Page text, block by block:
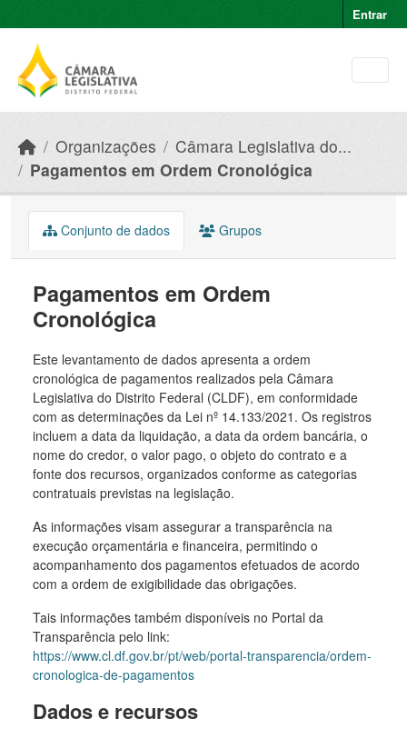
Entrar
Organizações
Câmara Legislativa do...
Pagamentos em Ordem Cronológica
Conjunto de dados Grupos
Pagamentos em Ordem
Cronológica
Este levantamento de dados apresenta a ordem
cronológica de pagamentos realizados pela Câmara
Legislativa do Distrito Federal (CLDF), em conformidade
com as determinações da Lei nº 14.133/2021. Os registros
incluem a data da liquidação, a data da ordem bancária, o
nome do credor, o valor pago, o objeto do contrato e a
fonte dos recursos, organizados conforme as categorias
contratuais previstas na legislação.
As informações visam assegurar a transparência na
execução orçamentária e financeira, permitindo o
acompanhamento dos pagamentos efetuados de acordo
com a ordem de exigibilidade das obrigações.
Tais informações também disponíveis no Portal da
Transparência pelo link:
https://www.cl.df.gov.br/pt/web/portal-transparencia/ordem-
cronologica-de-pagamentos
Dados e recursos